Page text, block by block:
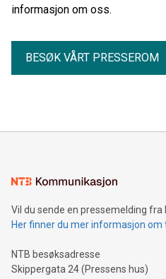
informasjon om oss.
BESØK VÅRT PRESSEROM
Vil du sende en pressemelding fra
Her finner du mer informasjon om
NTB besøksadresse
Skippergata 24 (Pressens hus)